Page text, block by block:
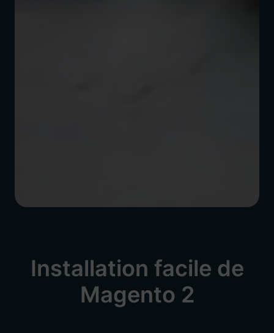
Installation facile de
Magento 2